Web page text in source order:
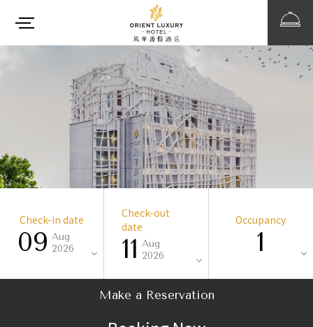
Check-in date
09 Aug
2026
Check-out
date
11 Aug
2026
Occupancy
1
Make a Reservation